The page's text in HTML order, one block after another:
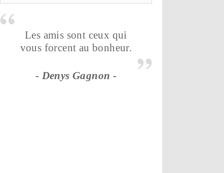
Les amis sont ceux qui
vous forcent au bonheur.
- Denys Gagnon -